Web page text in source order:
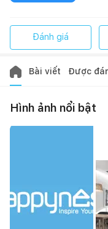
Đánh giá
Bài viết Được
Hình ảnh nổi bật